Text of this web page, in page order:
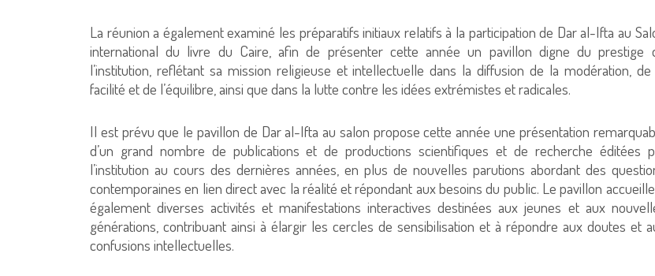
La réunion a également examiné les préparatifs initiaux relatifs à la participation de Dar al-Ifta au
international du livre du Caire, afin de présenter cette année un pavillon digne du prestige
l’institution, reflétant sa mission religieuse et intellectuelle dans la diffusion de la modération, de
facilité et de l’équilibre, ainsi que dans la lutte contre les idées extrémistes et radicales.
Il est prévu que le pavillon de Dar al-Ifta au salon propose cette année une présentation
d’un grand nombre de publications et de productions scientifiques et de recherche éditées
l’institution au cours des dernières années, en plus de nouvelles parutions abordant des
contemporaines en lien direct avec la réalité et répondant aux besoins du public. Le pavillon
également diverses activités et manifestations interactives destinées aux jeunes et aux
générations, contribuant ainsi à élargir les cercles de sensibilisation et à répondre aux doutes et
confusions intellectuelles.